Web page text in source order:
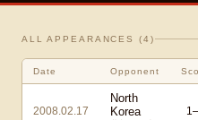
ALL APPEARANCES (4 )
Date Opponent
2008.02.17
North
Korea
1–